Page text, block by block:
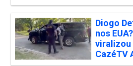
Diogo
nos
viralizou
CazéTV